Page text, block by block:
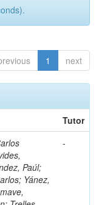
1 next
Tutor
Paúl;
Yánez,
-